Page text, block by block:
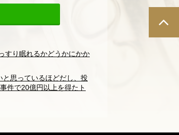
すり眠れるかどうかにかか
思っているほどだし、投
件で20億円以上を得たト